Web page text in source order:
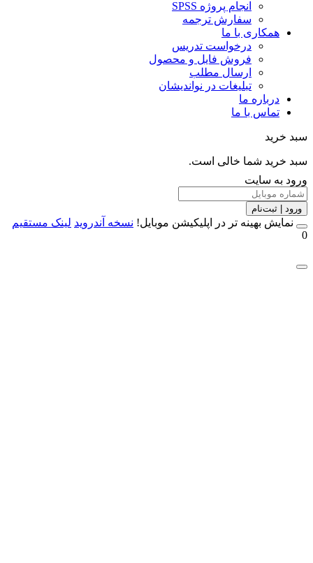
انجام پروژه SPSS
سفارش ترجمه
همکاری با ما
درخواست تدریس
فروش فایل و محصول
ارسال مطلب
تبلیغات در نواندیشان
درباره ما
تماس با ما
خرید شما خالی است.
به سایت
| ثبت‌نام
بهینه تر در اپلیکیشن موبایل!نسخه آندروید لینک مستقیم